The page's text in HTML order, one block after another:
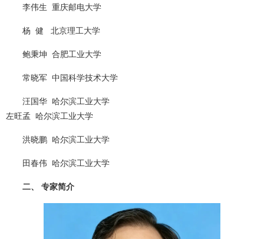
李伟生  重庆邮电大学
杨  健   北京理工大学
鲍秉坤  合肥工业大学
常晓军  中国科学技术大学
汪国华  哈尔滨工业大学
左旺孟  哈尔滨工业大学
洪晓鹏  哈尔滨工业大学
田春伟  哈尔滨工业大学
二、 专家简介